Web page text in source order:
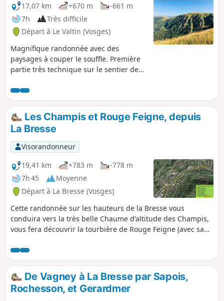
17,07 km
+670 m
-661 m
7h
Très difficile
Départ à Le Valtin (Vosges)
Magnifique randonnée avec des
paysages à couper le souffle. Première
partie très technique sur le sentier des
Paysages très variés et vue sublime sur
tout le parcours. Possibilité de faire des
pauses dans les auberges sur le
parcours. Attention ! ce parcours
contient plusieurs tronçons interdits ou
à éviter en condition hivernale La
randonnée est à réaliser de mai à
octobre en fonction des conditions
neigeuses (voir informations pratique
ci-dessous).
Les Champis et Rouge Feigne, depuis
La Bresse
Visorandonneur
19,41 km
+783 m
-778 m
7h 45
Moyenne
Départ à La Bresse (Vosges)
Cette randonnée sur les hauteurs de la Bresse vous
conduira vers la très belle Chaume d'altitude des Champis,
vous fera découvrir la tourbière de Rouge Feigne (avec sa
incomparable panorama sur les Vallées de La Bresse.
De Vagney à La Bresse par Sapois,
Rochesson, et Gerardmer